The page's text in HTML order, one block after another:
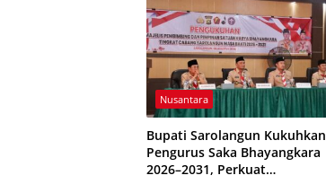
Nusantara
Bupati Sarolangun Kukuhkan
Pengurus Saka Bhayangkara
2026–2031, Perkuat